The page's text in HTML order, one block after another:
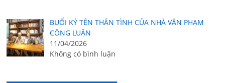
BUỔI KÝ TÊN THÂN TÌNH CỦA NHÀ VĂN PHẠM
CÔNG LUẬN
11/04/2026
Không có bình luận